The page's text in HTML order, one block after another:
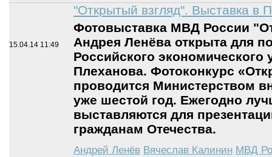
15.04.14 11:49
"Открытый взгляд". Выставка в
Фотовыставка МВД России
Андрея Ленёва открыта для
Российского экономического
Плеханова. Фотоконкурс
проводится Министерством
уже шестой год. Ежегодно
выставляются для
гражданам Отечества.
Андрей Ленёв Вячеслав Калинин МВД